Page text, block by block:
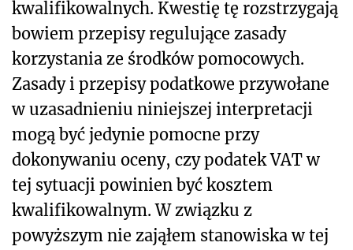
kwalifikowalnych. Kwestię tę rozstrzygają
bowiem przepisy regulujące zasady
korzystania ze środków pomocowych.
Zasady i przepisy podatkowe przywołane
w uzasadnieniu niniejszej interpretacji
mogą być jedynie pomocne przy
dokonywaniu oceny, czy podatek VAT w
tej sytuacji powinien być kosztem
kwalifikowalnym. W związku z
powyższym nie zająłem stanowiska w tej